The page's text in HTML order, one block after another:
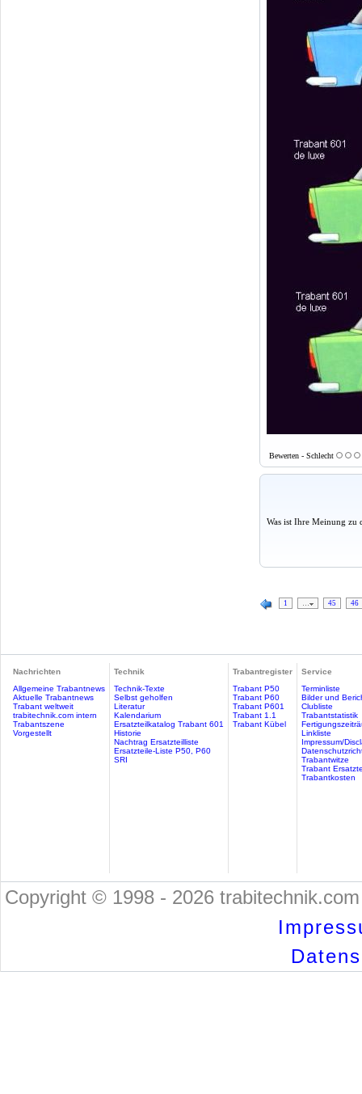
Bewerten - Schlecht
Was ist Ihre Meinung zu
1 … 45 46
Nachrichten
Allgemeine Trabantnews
Aktuelle Trabantnews
Trabant weltweit
trabitechnik.com intern
Trabantszene
Vorgestellt
Technik
Technik-Texte
Selbst geholfen
Literatur
Kalendarium
Ersatzteilkatalog Trabant 601
Historie
Nachtrag Ersatzteilliste
Ersatzteile-Liste P50, P60
SRI
Trabantregister
Trabant P50
Trabant P60
Trabant P601
Trabant 1.1
Trabant Kübel
Service
Terminliste
Bilder und
Clubliste
Trabantstatistik
Linkliste
Impressum/
Trabantwitze
Trabant
Trabantkosten
Copyright © 1998 - 2026